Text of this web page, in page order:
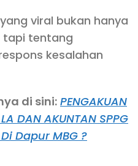
viral bukan hanya
tapi tentang
kesalahan
di sini:PENGAKUAN
DAN AKUNTAN SPPG
Dapur MBG ?